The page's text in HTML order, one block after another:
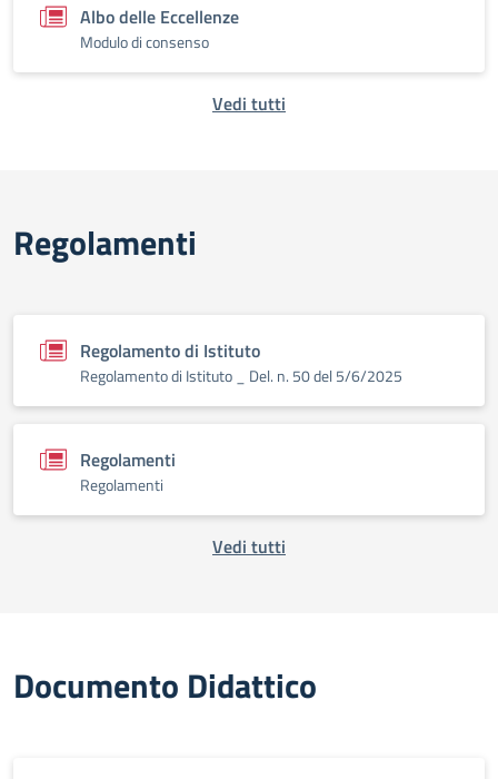
Albo delle Eccellenze
Modulo di consenso
Vedi tutti
Regolamenti
Regolamento di Istituto
Regolamento di Istituto _ Del. n. 50 del 5/6/2025
Regolamenti
Regolamenti
Vedi tutti
Documento Didattico